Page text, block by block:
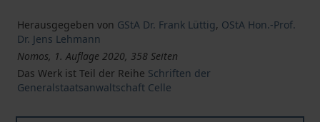
Herausgegeben von GStA Dr. Frank Lüttig, OStA Hon.-Prof.
Dr. Jens Lehmann
Nomos, 1. Auflage 2020, 358 Seiten
Das Werk ist Teil der Reihe Schriften der
Generalstaatsanwaltschaft Celle